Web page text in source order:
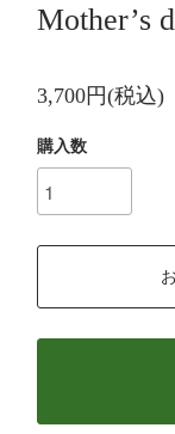
Mother’s
3,700円(税込)
購入数